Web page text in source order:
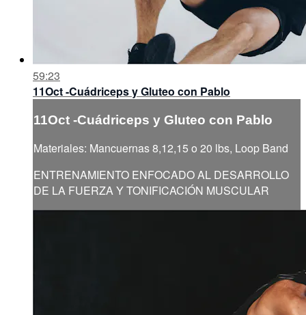
59:23
11Oct -Cuádriceps y Gluteo con Pablo
11Oct -Cuádriceps y Gluteo con Pablo
Materiales: Mancuernas 8,12,15 o 20 lbs, Loop Band
ENTRENAMIENTO ENFOCADO AL DESARROLLO
DE LA FUERZA Y TONIFICACIÓN MUSCULAR